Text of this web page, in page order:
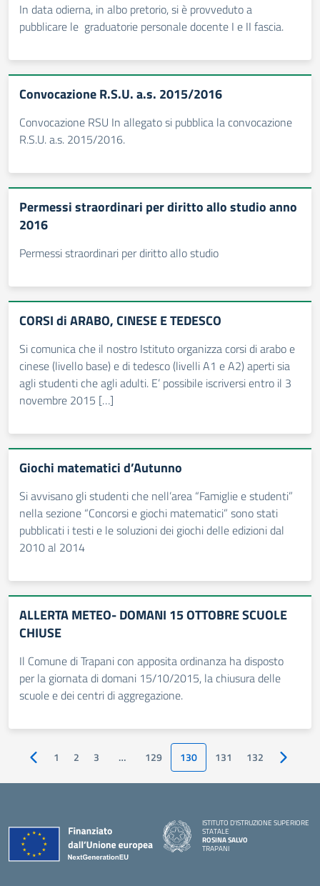
In data odierna, in albo pretorio, si è provveduto a
pubblicare le graduatorie personale docente I e II fascia.
Convocazione R.S.U. a.s. 2015/2016
Convocazione RSU In allegato si pubblica la convocazione
R.S.U. a.s. 2015/2016.
Permessi straordinari per diritto allo studio anno
2016
Permessi straordinari per diritto allo studio
CORSI di ARABO, CINESE E TEDESCO
Si comunica che il nostro Istituto organizza corsi di arabo e
cinese (livello base) e di tedesco (livelli A1 e A2) aperti sia
agli studenti che agli adulti. E’ possibile iscriversi entro il 3
novembre 2015 […]
Giochi matematici d’Autunno
Si avvisano gli studenti che nell’area “Famiglie e studenti”
nella sezione “Concorsi e giochi matematici” sono stati
pubblicati i testi e le soluzioni dei giochi delle edizioni dal
2010 al 2014
ALLERTA METEO- DOMANI 15 OTTOBRE SCUOLE
CHIUSE
Il Comune di Trapani con apposita ordinanza ha disposto
per la giornata di domani 15/10/2015, la chiusura delle
scuole e dei centri di aggregazione.
Pagina precedente
1 2 3 … 129 130 131 132 Pagina
ISTITUTO D'ISTRUZIONE SUPERIORE
STATALE
ROSINA SALVO
TRAPANI